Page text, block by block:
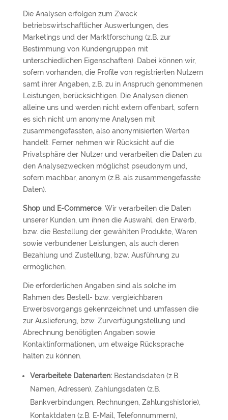
Die Analysen erfolgen zum Zweck
betriebswirtschaftlicher Auswertungen, des
Marketings und der Marktforschung (z.B. zur
Bestimmung von Kundengruppen mit
unterschiedlichen Eigenschaften). Dabei können wir,
sofern vorhanden, die Profile von registrierten Nutzern
samt ihrer Angaben, z.B. zu in Anspruch genommenen
Leistungen, berücksichtigen. Die Analysen dienen
alleine uns und werden nicht extern offenbart, sofern
es sich nicht um anonyme Analysen mit
zusammengefassten, also anonymisierten Werten
handelt. Ferner nehmen wir Rücksicht auf die
Privatsphäre der Nutzer und verarbeiten die Daten zu
den Analysezwecken möglichst pseudonym und,
sofern machbar, anonym (z.B. als zusammengefasste
Daten).
Shop und E-Commerce: Wir verarbeiten die Daten
unserer Kunden, um ihnen die Auswahl, den Erwerb,
bzw. die Bestellung der gewählten Produkte, Waren
sowie verbundener Leistungen, als auch deren
Bezahlung und Zustellung, bzw. Ausführung zu
ermöglichen.
Die erforderlichen Angaben sind als solche im
Rahmen des Bestell- bzw. vergleichbaren
Erwerbsvorgangs gekennzeichnet und umfassen die
zur Auslieferung, bzw. Zurverfügungstellung und
Abrechnung benötigten Angaben sowie
Kontaktinformationen, um etwaige Rücksprache
halten zu können.
Verarbeitete Datenarten:Bestandsdaten (z.B.
Namen, Adressen), Zahlungsdaten (z.B.
Bankverbindungen, Rechnungen, Zahlungshistorie),
Kontaktdaten (z.B. E-Mail, Telefonnummern),